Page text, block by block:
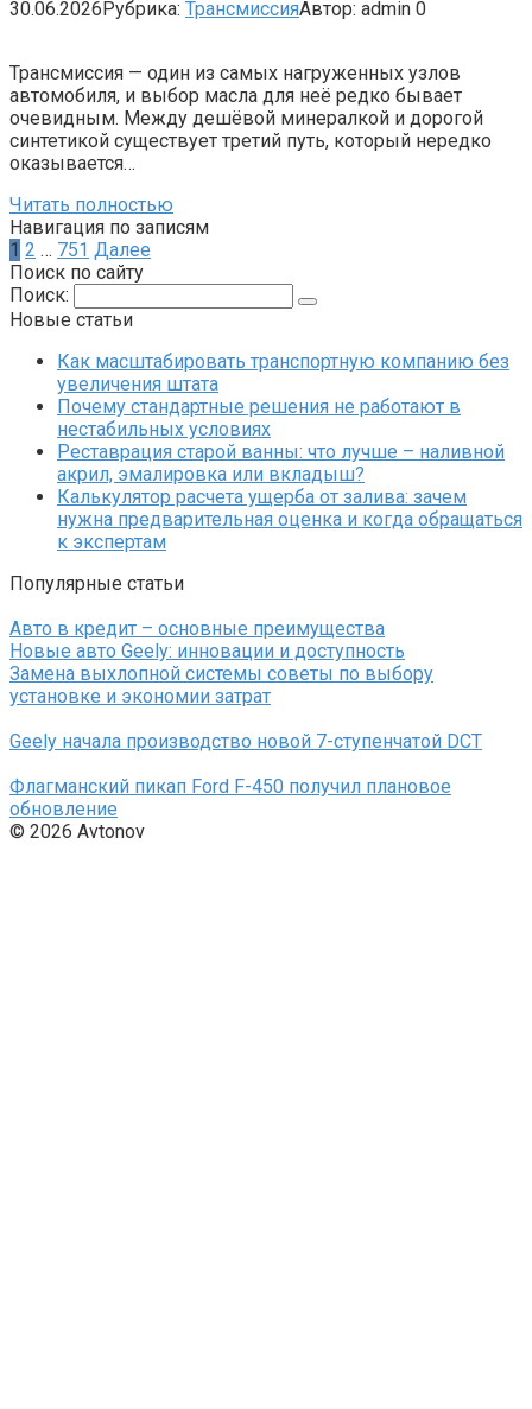
30.06.2026Рубрика: ТрансмиссияАвтор: admin 0
Трансмиссия — один из самых нагруженных узлов
автомобиля, и выбор масла для неё редко бывает
очевидным. Между дешёвой минералкой и дорогой
синтетикой существует третий путь, который нередко
оказывается…
Читать полностью
Навигация по записям
1 2 … 751 Далее
Поиск по сайту
Поиск:
Новые статьи
Как масштабировать транспортную компанию без
увеличения штата
Почему стандартные решения не работают в
нестабильных условиях
Реставрация старой ванны: что лучше – наливной
акрил, эмалировка или вкладыш?
Калькулятор расчета ущерба от залива: зачем
нужна предварительная оценка и когда обращаться
к экспертам
Популярные статьи
Авто в кредит – основные преимущества
Новые авто Geely: инновации и доступность
Замена выхлопной системы советы по выбору
установке и экономии затрат
Geely начала производство новой 7-ступенчатой DCT
Флагманский пикап Ford F-450 получил плановое
обновление
© 2026 Avtonov